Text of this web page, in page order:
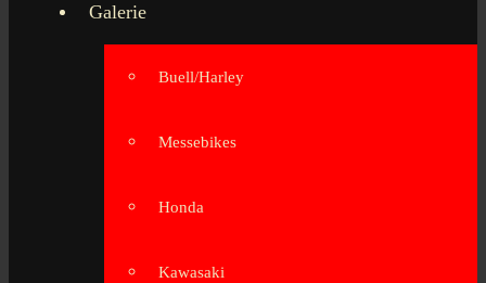
Galerie
Buell/Harley
Messebikes
Honda
Kawasaki